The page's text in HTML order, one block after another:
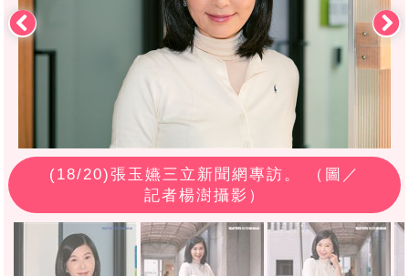
(18/20)張玉嬿三立新聞網專訪。 （圖／
記者楊澍攝影）